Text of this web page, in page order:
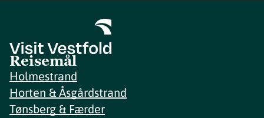
Reisemål
Holmestrand
Horten & Åsgårdstrand
Tønsberg & Færder